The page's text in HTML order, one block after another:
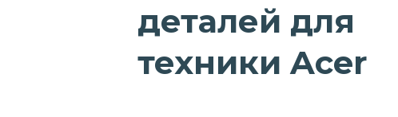
деталей для
техники Acer